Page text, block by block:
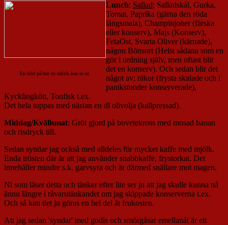
En bild på hur en tallrik kan se ut.
Lunch: Sallad; Salladskål, Gurka,
Tomat, Paprika (gärna den röda
långsmala), Champinjoner (färska
eller konserv), Majs (Konserv),
FetaOst, Svarta Oliver (kärnade),
någon Bönsort (Helst sådana som en
gör i ordning själv, men oftast blir
det en konserv). Och sedan blir det
något av; räkor (frysta skalade och i
panikstunder konserverade),
Kycklingkött, Tonfisk t.ex.
Det hela toppas med nästan en dl olivolja (kallpressad).
Middag/Kvällsmat: Gröt gjord på bovetekross med mosad banan
och risdryck till.
Sedan syndar jag också med alldeles för mycket kaffe med mjölk.
Enda trösten där är att jag använder snabbkaffe, frystorkat. Det
innehåller mindre s.k. garvsyra och är därmed snällare mot magen.
Ni som läser detta och tänker efter lite ser ju att jag skulle kunna nå
ännu längre i råvarutänkandet om jag skippade konserverna t.ex.
Och så kan det ju göras en hel del åt frukosten.
Att jag sedan 'syndar' med godis och smörgåsar emellanåt är ett